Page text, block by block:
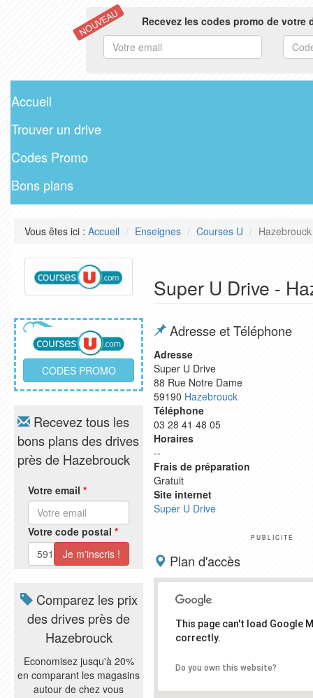
NOUVEAU Recevez les codes promo de votre
Accueil
Trouver un drive
Codes Promo
Bons plans
Vous êtes ici : Accueil Enseignes Courses U
Super U Drive -
CODES PROMO
Recevez tous les
bons plans des drives
près de Hazebrouck
Votre email *
Votre code postal *
Comparez les prix
des drives près de
Hazebrouck
Economisez jusqu'à 20%
en comparant les magasins
autour de chez vous
Adresse et Téléphone
Adresse
Super U Drive
88 Rue Notre Dame
59190 Hazebrouck
Téléphone
03 28 41 48 05
Horaires
--
Frais de préparation
Gratuit
Site internet
Super U Drive
PUBLICITÉ
Plan d'accès
This page can't load Google
correctly.
Do you own this website?